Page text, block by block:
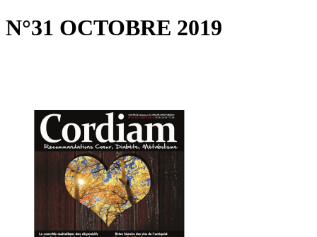
N°31 OCTOBRE 2019